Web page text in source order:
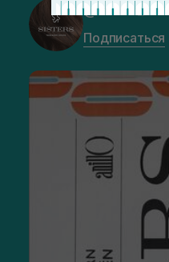
Подписаться